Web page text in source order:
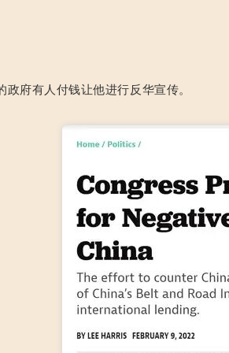
政府有人付钱让他进行反华宣传。